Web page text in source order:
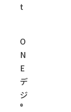
t
O
N
E
デ
ジ
®